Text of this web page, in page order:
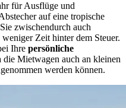
für Ausflüge und
auf eine tropische
zwischendurch auch
Zeit hinter dem Steuer.
Ihre persönliche
die Mietwagen auch an kleinen
werden können.